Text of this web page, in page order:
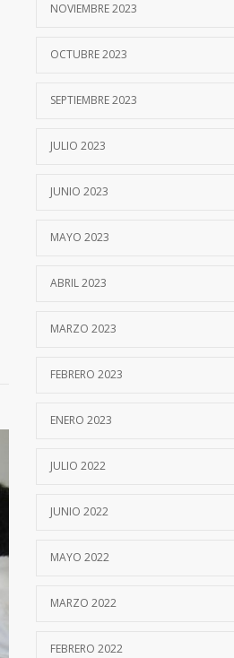
NOVIEMBRE 2023
OCTUBRE 2023
SEPTIEMBRE 2023
JULIO 2023
JUNIO 2023
MAYO 2023
ABRIL 2023
MARZO 2023
FEBRERO 2023
ENERO 2023
JULIO 2022
JUNIO 2022
MAYO 2022
MARZO 2022
FEBRERO 2022